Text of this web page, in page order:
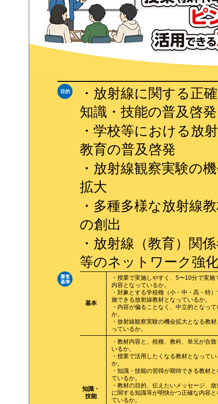
目的
・放射線に関する正
知識・技能の普及啓発
・学校等における放
教育の普及啓発
・放射線観察実験の
拡大
・多種多様な放射線
の創出
・放射線（教育）関
等のネットワーク強
審査
基準
基本
・授業で実施しやすく、5〜10分で実施
内容となっているか。
・対象とする学校種（小・中・高・特）
施できる放射線教材となっているか。
・内容が偏ることなく、中立的となって
か。
・放射線観察実験の機会拡大となる教材
っているか。
知識・
技能
・教材内容と、校種、教科、単元が合致
いるか。
・授業で活用したくなる教材となってい
か。
・知識・技能の習得が期待できる教材と
ているか。
・教材の目的、伝えたいメッセージ、放
に関する知識等が明快かつ正確な内容と
ているか。